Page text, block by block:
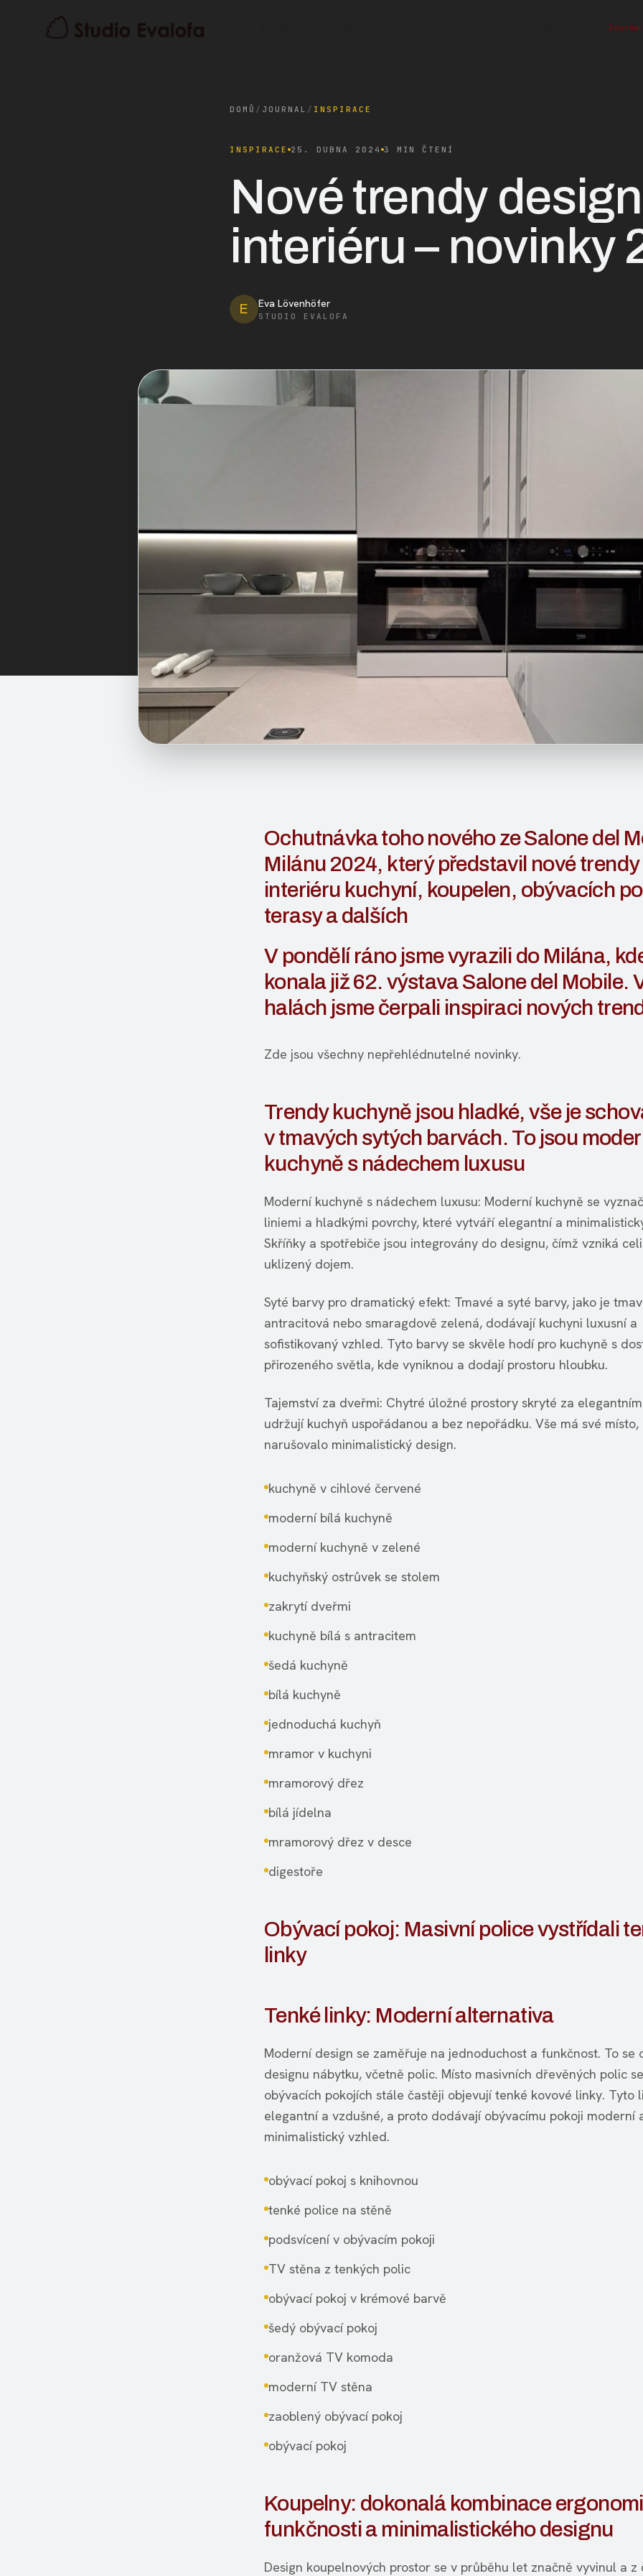
Journal
DOMŮ / JOURNAL / INSPIRACE
INSPIRACE 25. DUBNA 2024 3 MIN ČTENÍ
Nové trendy
interiéru – novinky
E Eva Lövenhöfer
STUDIO EVALOFA
Ochutnávka toho nového ze Salone del
Milánu 2024, který představil nové trendy
interiéru kuchyní, koupelen, obývacích
terasy a dalších
V pondělí ráno jsme vyrazili do Milána,
konala již 62. výstava Salone del Mobile.
halách jsme čerpali inspiraci nových
Zde jsou všechny nepřehlédnutelné novinky.
Trendy kuchyně jsou hladké, vše je
v tmavých sytých barvách. To jsou
kuchyně s nádechem luxusu
Moderní kuchyně s nádechem luxusu: Moderní kuchyně se
liniemi a hladkými povrchy, které vytváří elegantní a
Skříňky a spotřebiče jsou integrovány do designu, čímž vzniká
uklizený dojem.
Syté barvy pro dramatický efekt: Tmavé a syté barvy, jako je
antracitová nebo smaragdově zelená, dodávají kuchyni luxusní a
sofistikovaný vzhled. Tyto barvy se skvěle hodí pro kuchyně s
přirozeného světla, kde vyniknou a dodají prostoru hloubku.
Tajemství za dveřmi: Chytré úložné prostory skryté za
udržují kuchyň uspořádanou a bez nepořádku. Vše má své místo,
narušovalo minimalistický design.
kuchyně v cihlové červené
moderní bílá kuchyně
moderní kuchyně v zelené
kuchyňský ostrůvek se stolem
zakrytí dveřmi
kuchyně bílá s antracitem
šedá kuchyně
bílá kuchyně
jednoduchá kuchyň
mramor v kuchyni
mramorový dřez
bílá jídelna
mramorový dřez v desce
digestoře
Obývací pokoj: Masivní police vystřídali
linky
Tenké linky: Moderní alternativa
Moderní design se zaměřuje na jednoduchost a funkčnost. To se
designu nábytku, včetně polic. Místo masivních dřevěných polic
obývacích pokojích stále častěji objevují tenké kovové linky. Tyto
elegantní a vzdušné, a proto dodávají obývacímu pokoji moderní
minimalistický vzhled.
obývací pokoj s knihovnou
tenké police na stěně
podsvícení v obývacím pokoji
TV stěna z tenkých polic
obývací pokoj v krémové barvě
šedý obývací pokoj
oranžová TV komoda
moderní TV stěna
zaoblený obývací pokoj
obývací pokoj
Koupelny: dokonalá kombinace
funkčnosti a minimalistického designu
Design koupelnových prostor se v průběhu let značně vyvinul a z